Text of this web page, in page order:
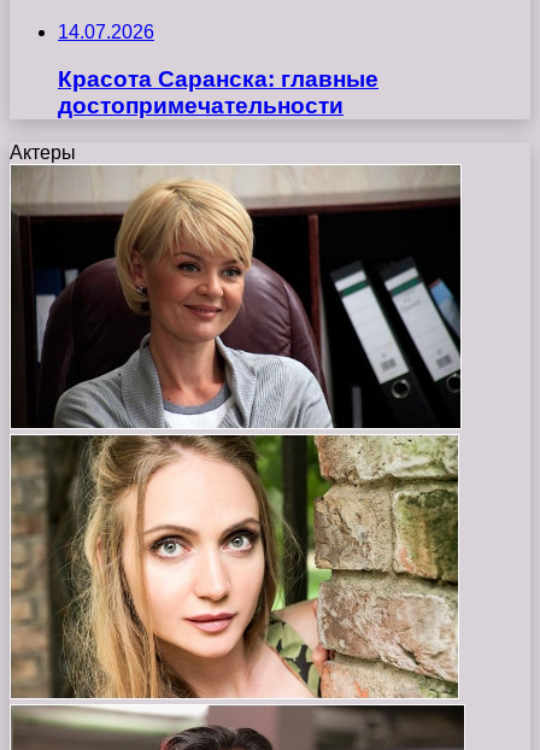
14.07.2026
Красота Саранска: главные
достопримечательности
Актеры